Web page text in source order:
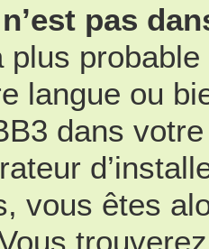
pas
probable
langue ou
dans
vous êtes